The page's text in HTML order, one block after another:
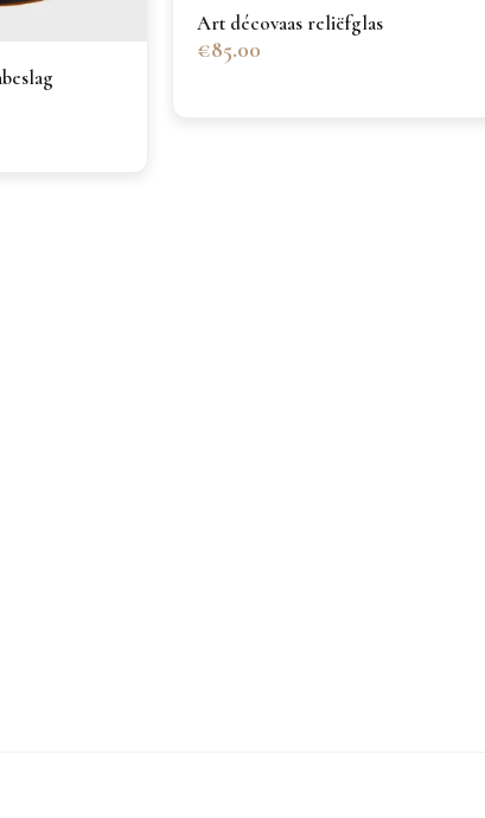
Art décovaas reliëfglas
€85.00